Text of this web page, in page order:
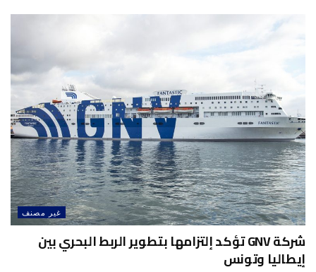
غير مصنف
شركة GNV تؤكد إلتزامها بتطوير الربط البحري بين
إيطاليا وتونس